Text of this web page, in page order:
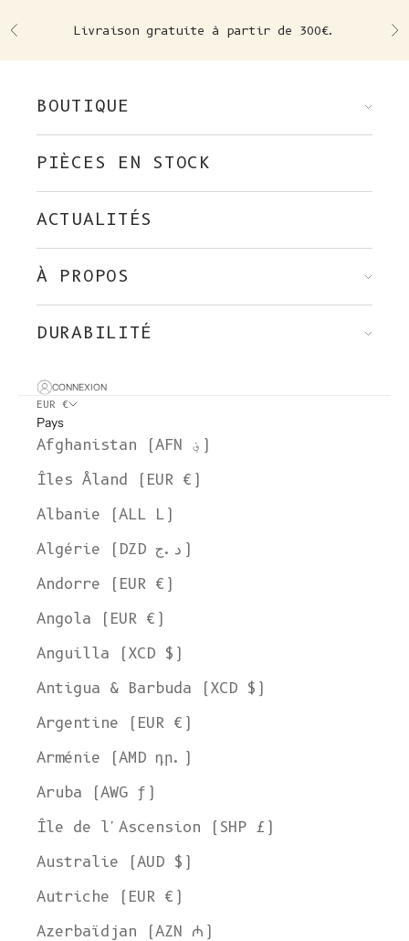
Précédent Livraison gratuite à partir de 300€.
BOUTIQUE
PIÈCES EN STOCK
ACTUALITÉS
À PROPOS
DURABILITÉ
CONNEXION
EUR €
Pays
Afghanistan (AFN ؋)
Îles Åland (EUR €)
Albanie (ALL L)
Algérie (DZD د.ج)
Andorre (EUR €)
Angola (EUR €)
Anguilla (XCD $)
Antigua & Barbuda (XCD $)
Argentine (EUR €)
Arménie (AMD դր.)
Aruba (AWG ƒ)
Île de l'Ascension (SHP £)
Australie (AUD $)
Autriche (EUR €)
Azerbaïdjan (AZN ₼)